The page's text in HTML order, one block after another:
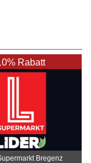
Rabatt
Bregenz